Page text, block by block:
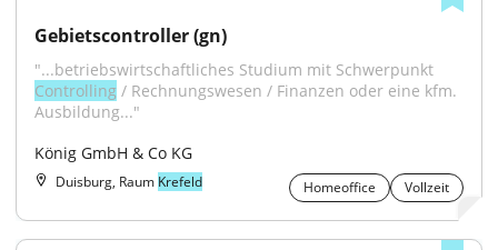
Gebietscontroller (gn)
Controlling / Rechnungswesen / Finanzen oder eine kfm.
Ausbildung..."
König GmbH & Co KG
Duisburg, Raum Krefeld Homeoffice Vollzeit